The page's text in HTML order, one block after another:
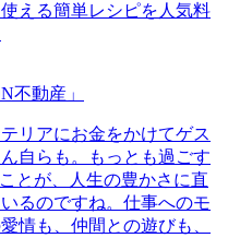
える簡単レシピを人気料
不動産」
リアにお金をかけてゲス
自らも。もっとも過ごす
とが、人生の豊かさに直
るのですね。仕事へのモ
情も、仲間との遊びも、